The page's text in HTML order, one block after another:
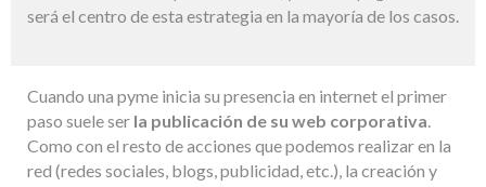
será el centro de esta estrategia en la mayoría de los casos.
Cuando una pyme inicia su presencia en internet el primer
paso suele ser la publicación de su web corporativa.
Como con el resto de acciones que podemos realizar en la
red (redes sociales, blogs, publicidad, etc.), la creación y